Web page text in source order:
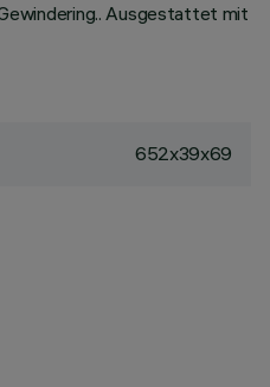
Ausgestattet mit
652x39x69